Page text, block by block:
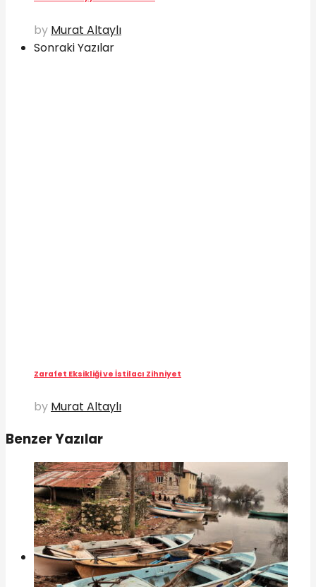
by Murat Altaylı
Sonraki Yazılar
Zarafet Eksikliği ve İstilacı Zihniyet
by Murat Altaylı
Benzer Yazılar